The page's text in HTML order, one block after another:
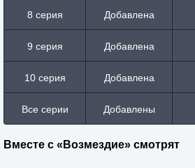
8 серия Добавлена
9 серия Добавлена
10 серия Добавлена
Все серии Добавлены
Вместе с «Возмездие» смотрят